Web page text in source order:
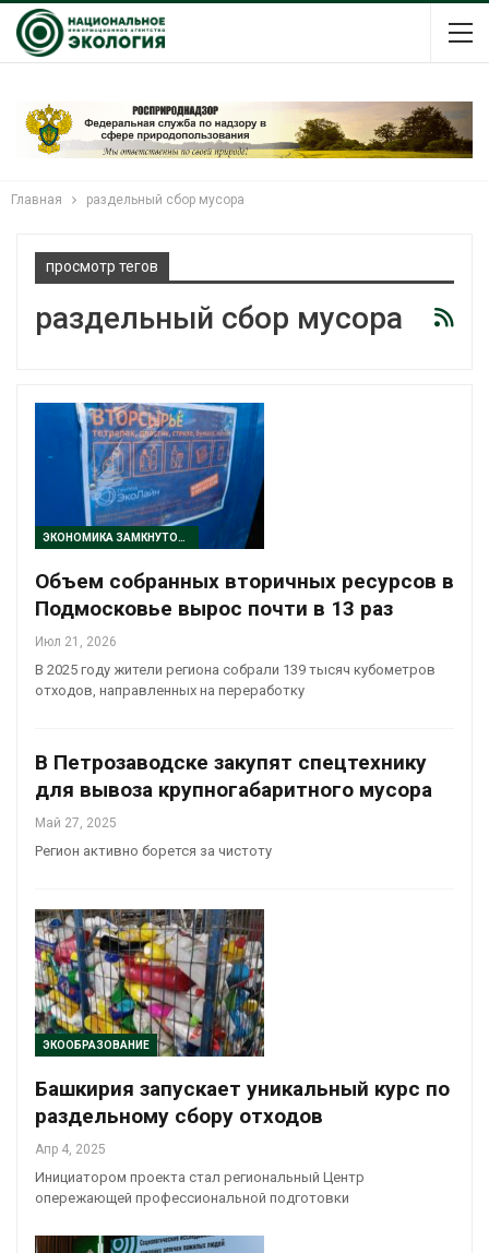
Главная раздельный сбор мусора
просмотр тегов
раздельный сбор мусора
ЭКОНОМИКА ЗАМКНУТОГО ЦИКЛА
Объем собранных вторичных ресурсов в
Подмосковье вырос почти в 13 раз
Июл 21, 2026
В 2025 году жители региона собрали 139 тысяч кубометров
отходов, направленных на переработку
В Петрозаводске закупят спецтехнику
для вывоза крупногабаритного мусора
Май 27, 2025
Регион активно борется за чистоту
ЭКООБРАЗОВАНИЕ
Башкирия запускает уникальный курс по
раздельному сбору отходов
Апр 4, 2025
Инициатором проекта стал региональный Центр
опережающей профессиональной подготовки